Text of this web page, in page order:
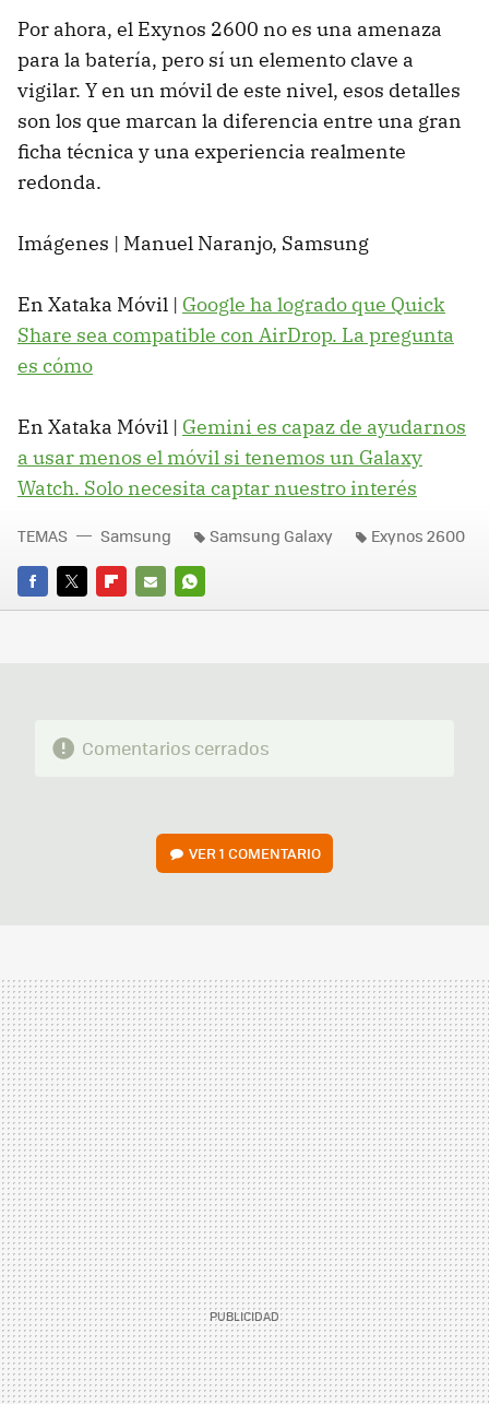
Por ahora, el Exynos 2600 no es una amenaza
para la batería, pero sí un elemento clave a
vigilar. Y en un móvil de este nivel, esos detalles
son los que marcan la diferencia entre una gran
ficha técnica y una experiencia realmente
redonda.
Imágenes | Manuel Naranjo, Samsung
En Xataka Móvil | Google ha logrado que Quick
Share sea compatible con AirDrop. La pregunta
es cómo
En Xataka Móvil | Gemini es capaz de ayudarnos
a usar menos el móvil si tenemos un Galaxy
Watch. Solo necesita captar nuestro interés
FACEBOOK
TWITTERFLIPBOARD
E-
WHATSAPP
TEMAS Samsung Samsung Galaxy Exynos 2600
Comentarios cerrados
VER1 COMENTARIO